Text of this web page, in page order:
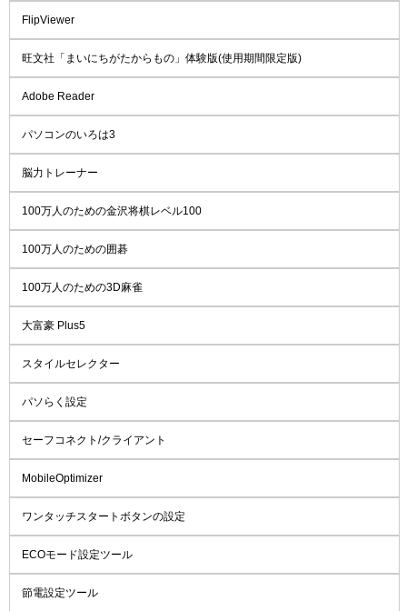
FlipViewer
旺文社「まいにちがたからもの」体験版(使用期間限定版)
Adobe Reader
パソコンのいろは3
脳力トレーナー
100万人のための金沢将棋レベル100
100万人のための囲碁
100万人のための3D麻雀
大富豪 Plus5
スタイルセレクター
パソらく設定
セーフコネクト/クライアント
MobileOptimizer
ワンタッチスタートボタンの設定
ECOモード設定ツール
節電設定ツール